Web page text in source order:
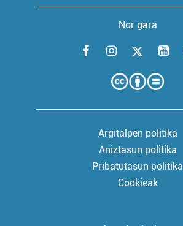
Nor gara
Argitalpen politika
Aniztasun politika
Pribatutasun politika
Cookieak